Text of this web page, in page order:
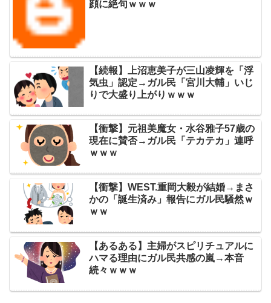
顔に絶句ｗｗｗ
【続報】上沼恵美子が三山凌輝を「浮
気虫」認定→ガル民「宮川大輔」いじ
りで大盛り上がりｗｗｗ
【衝撃】元祖美魔女・水谷雅子57歳の
現在に賛否→ガル民「テカテカ」連呼
ｗｗｗ
【衝撃】WEST.重岡大毅が結婚→まさ
かの「誕生済み」報告にガル民騒然ｗ
ｗｗ
【あるある】主婦がスピリチュアルに
ハマる理由にガル民共感の嵐→本音
続々ｗｗｗ